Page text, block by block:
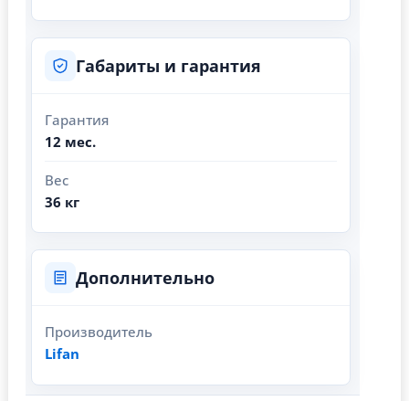
Габариты и гарантия
Гарантия
12 мес.
Вес
36 кг
Дополнительно
Производитель
Lifan